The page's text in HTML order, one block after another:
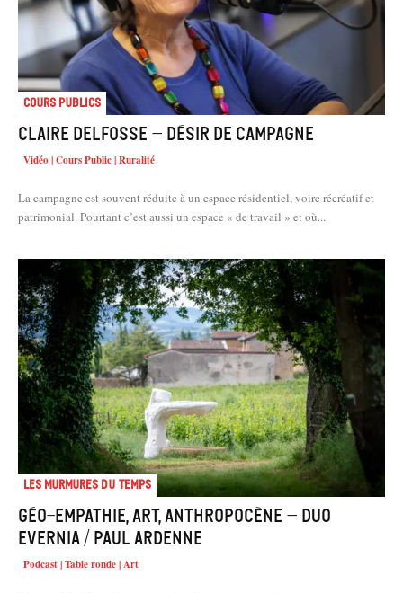
Cours Publics
Claire Delfosse – Désir de campagne
Vidéo | Cours Public | Ruralité
La campagne est souvent réduite à un espace résidentiel, voire récréatif et
patrimonial. Pourtant c’est aussi un espace « de travail » et où...
Les murmures du temps
Géo-empathie, art, anthropocène – Duo
Evernia / Paul Ardenne
Podcast | Table ronde | Art